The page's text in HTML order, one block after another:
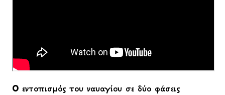
Ο εντοπισμός του ναυαγίου σε δύο φάσεις